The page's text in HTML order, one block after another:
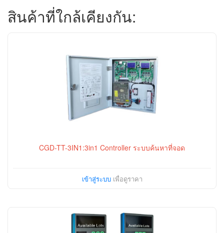
สินค้าที่ใกล้เคียงกัน:
CGD-TT-3IN1:3in1 Controller ระบบค้นหาที่จอด
เข้าสู่ระบบเพื่อดูราคา